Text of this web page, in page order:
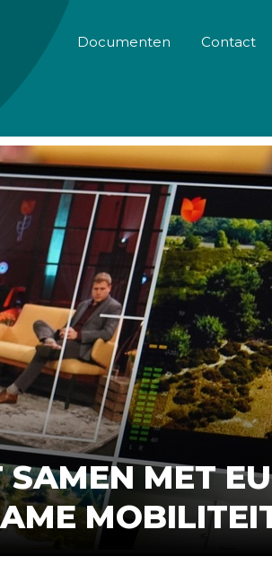
Documenten Contact
SAMEN MET